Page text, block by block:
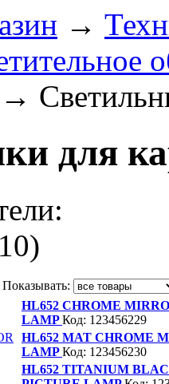
→
→
для
Показывать:
HL652 CHROME
LAMPКод: 123456229
HL652 MAT CHROME
LAMPКод: 123456230
HL652 TITANIUM